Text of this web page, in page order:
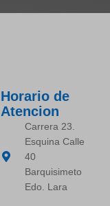
Horario de
Atencion
Carrera 23.
Esquina Calle
40
Barquisimeto
Edo. Lara